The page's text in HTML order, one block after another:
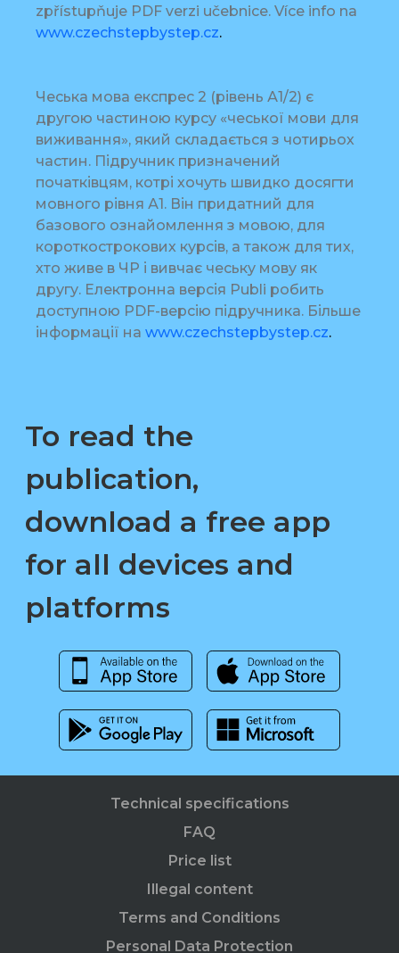
zpřístupňuje PDF verzi učebnice. Více info na
www.czechstepbystep.cz.
Чеська мова експрес 2 (рівень А1/2) є
другою частиною курсу «чеської мови для
виживання», який складається з чотирьох
частин. Підручник призначений
початківцям, котрі хочуть швидко досягти
мовного рівня А1. Він придатний для
базового ознайомлення з мовою, для
короткострокових курсів, а також для тих,
хто живе в ЧР і вивчає чеську мову як
другу. Електронна версія Publi робить
доступною PDF-версію підручника. Більше
інформації на www.czechstepbystep.cz.
To read the
publication,
download a free app
for all devices and
platforms
Technical specifications
FAQ
Price list
Illegal content
Terms and Conditions
Personal Data Protection